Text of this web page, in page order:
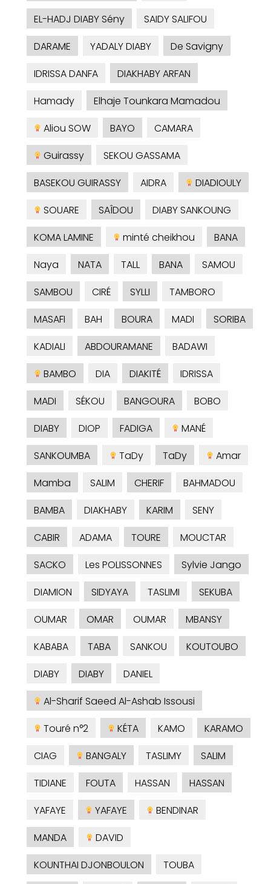
EL-HADJ DIABY Sény
SAIDY SALIFOU
DARAME
YADALY DIABY
De Savigny
IDRISSA DANFA
DIAKHABY ARFAN
Hamady
Elhaje Tounkara Mamadou
Aliou SOW
BAYO
CAMARA
Guirassy
SEKOU GASSAMA
BASEKOU GUIRASSY
AIDRA
DIADIOULY
SOUARE
SAÎDOU
DIABY SANKOUNG
KOMA LAMINE
minté cheikhou
BANA
Naya
NATA TALL BANA
SAMOU
SAMBOU
CIRÉ SYLLI
TAMBORO
MASAFI
BAH BOURA MADI
SORIBA
KADIALI
ABDOURAMANE
BADAWI
BAMBO
DIA DIAKITÉ
IDRISSA
MADI
SÉKOU BANGOURA
BOBO
DIABY
DIOP FADIGA
MANÉ
SANKOUMBA
TaDy TaDy
Amar
Mamba
SALIM CHERIF
BAHMADOU
BAMBA
DIAKHABY KARIM
SENY
CABIR
ADAMA TOURE
MOUCTAR
SACKO
Les POLISSONNES
Sylvie Jango
DIAMION
SIDYAYA TASLIMI
SEKUBA
OUMAR
OMAR OUMAR
MBANSY
KABABA
TABA SANKOU
KOUTOUBO
DIABY
DIABY
DANIEL
Al-Sharif Saeed Al-Ashab Issousi
Touré n°2
KÉTA KAMO
KARAMO
CIAG
BANGALY TASLIMY
SALIM
TIDIANE
FOUTA HASSAN
HASSAN
YAFAYE
YAFAYE
BENDINAR
MANDA
DAVID
KOUNTHAI DJONBOULON
TOUBA